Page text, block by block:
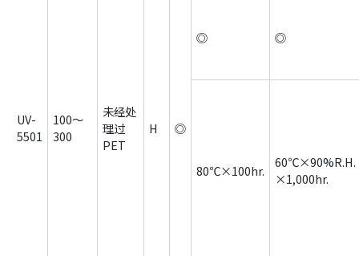
UV-
5501
100～
300
未经处
理过
PET
H ◎
◎ ◎
80℃×100hr.
60℃×90%R.H.
×1,000hr.